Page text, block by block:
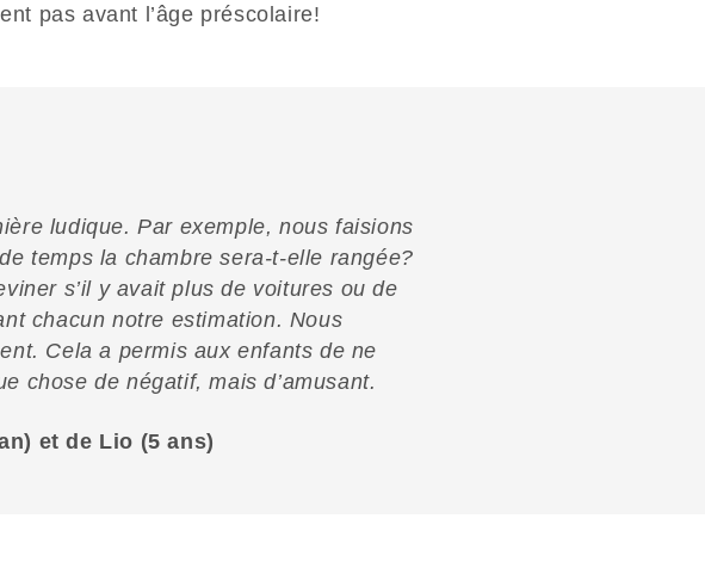
pas avant l’âge préscolaire!
ludique. Par exemple, nous faisions
temps la chambre sera-t-elle rangée?
s’il y avait plus de voitures ou de
chacun notre estimation. Nous
Cela a permis aux enfants de ne
chose de négatif, mais d’amusant.
et de Lio (5 ans)